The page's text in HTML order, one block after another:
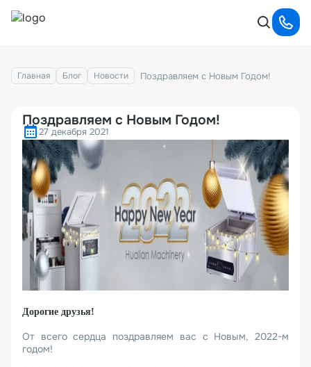
Главная Блог Новости Поздравляем с Новым Годом!
Поздравляем с Новым Годом!
27 декабря 2021
Дорогие друзья!
От всего сердца поздравляем вас с Новым, 2022-м
годом!